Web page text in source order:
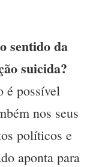
sentido da
suicida?
é possível
nos seus
políticos e
aponta para